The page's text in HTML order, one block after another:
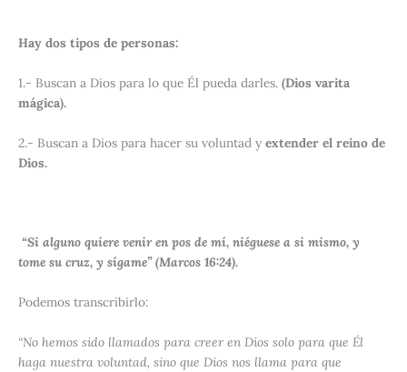
Hay dos tipos de personas:
1.- Buscan a Dios para lo que Él pueda darles. (Dios varita
mágica).
2.- Buscan a Dios para hacer su voluntad y extender el reino de
Dios.
“Si alguno quiere venir en pos de mí, niéguese a si mismo, y
tome su cruz, y sígame” (Marcos 16:24).
Podemos transcribirlo:
“No hemos sido llamados para creer en Dios solo para que Él
haga nuestra voluntad, sino que Dios nos llama para que